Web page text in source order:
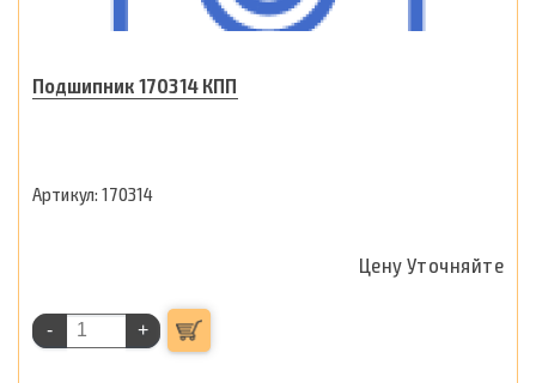
Подшипник 170314 КПП
170314
Цену Уточняйте
- +